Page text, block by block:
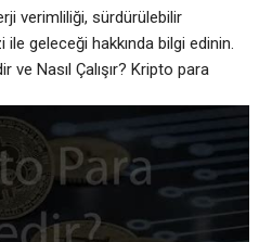
verimliliği, sürdürülebilir
geleceği hakkında bilgi edinin.
ve Nasıl Çalışır? Kripto para
güvenliğinin sağlanması sürecidir.
problemleri çözmek için
bilgisayar donanımları
sürecinin